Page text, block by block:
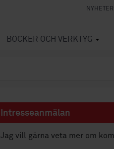
BÖCKER OCH VERKTYG
Intresseanmälan
Jag vill gärna veta mer om